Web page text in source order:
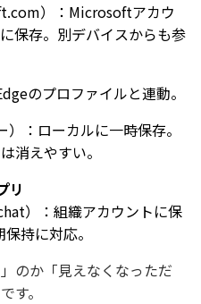
）：Microsoftアカウ
保存。別デバイスからも参
のプロファイルと連動。
）：ローカルに一時保存。
消えやすい。
リ
）：組織アカウントに保
持に対応。
のか「見えなくなっただ
す。